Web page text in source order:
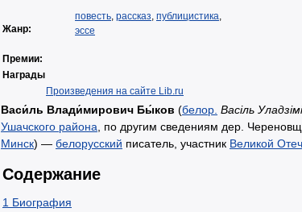
Жанр:
повесть, рассказ, публицистика,
эссе
Премии:
Награды
Произведения на сайте Lib.ru
Васи́ль Влади́мирович Бы́ков (белор. Васіль
Ушачского района , по другим сведениям дер.
Минск) — белорусский писатель, участник Великой
Содержание
1 Биография